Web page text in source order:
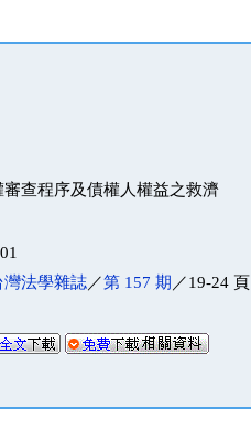
審查程序及債權人權益之救濟
灣法學雜誌／第 157 期 ／19-24 頁